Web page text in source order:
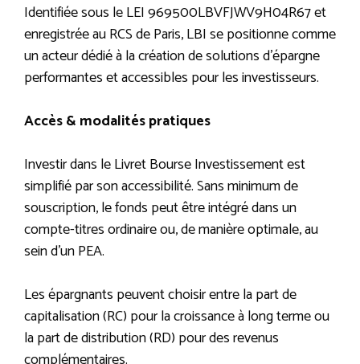
Identifiée sous le LEI 969500LBVFJWV9H04R67 et
enregistrée au RCS de Paris, LBI se positionne comme
un acteur dédié à la création de solutions d’épargne
performantes et accessibles pour les investisseurs.
Accès & modalités pratiques
Investir dans le Livret Bourse Investissement est
simplifié par son accessibilité. Sans minimum de
souscription, le fonds peut être intégré dans un
compte-titres ordinaire ou, de manière optimale, au
sein d’un PEA.
Les épargnants peuvent choisir entre la part de
capitalisation (RC) pour la croissance à long terme ou
la part de distribution (RD) pour des revenus